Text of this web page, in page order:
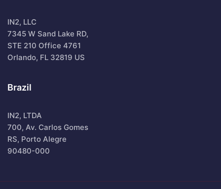
IN2, LLC
7345 W Sand Lake RD,
STE 210 Office 4761
Orlando, FL 32819 US
Brazil
IN2, LTDA
700, Av. Carlos Gomes
RS, Porto Alegre
90480-000